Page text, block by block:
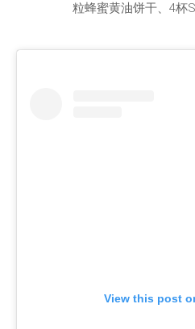
粒蜂蜜黄油饼干、4杯
View this post